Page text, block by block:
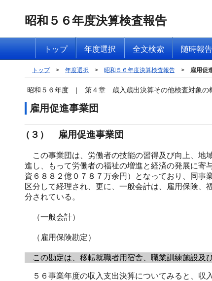
昭和５６年度決算検査報告
トップ 年度選択 全文検索 随時報告
トップ > 年度選択 > 昭和５６年度決算検査報告 > 雇用促
昭和５６年度 | 第４章 歳入歳出決算その他検査対象の
雇用促進事業団
（３） 雇用促進事業団
この事業団は、労働者の技能の習得及び向上、地
進し、もって労働者の福祉の増進と経済の発展に寄
資６８８２億０７８７万余円）となっており、同事
区分して経理され、更に、一般会計は、雇用保険
分されている。
（一般会計）
（雇用保険勘定）
この勘定は、移転就職者用宿舎、職業訓練施設及
５６事業年度の収入支出決算についてみると、収